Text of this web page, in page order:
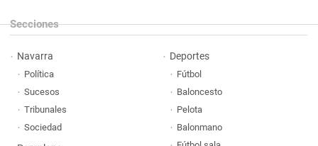
Secciones
Navarra
Política
Sucesos
Tribunales
Sociedad
Deportes
Fútbol
Baloncesto
Pelota
Balonmano